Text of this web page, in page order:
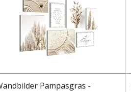
Pampasgras -